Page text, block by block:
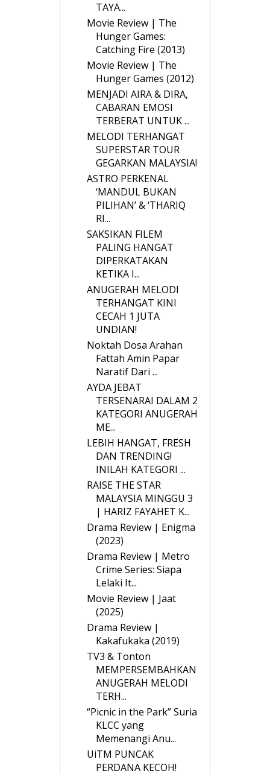
TAYA...
Movie Review | The
Hunger Games:
Catching Fire (2013)
Movie Review | The
Hunger Games (2012)
MENJADI AIRA & DIRA,
CABARAN EMOSI
TERBERAT UNTUK ...
MELODI TERHANGAT
SUPERSTAR TOUR
GEGARKAN MALAYSIA!
ASTRO PERKENAL
‘MANDUL BUKAN
PILIHAN’ & ‘THARIQ
RI...
SAKSIKAN FILEM
PALING HANGAT
DIPERKATAKAN
KETIKA I...
ANUGERAH MELODI
TERHANGAT KINI
CECAH 1 JUTA
UNDIAN!
Noktah Dosa Arahan
Fattah Amin Papar
Naratif Dari ...
AYDA JEBAT
TERSENARAI DALAM 2
KATEGORI ANUGERAH
ME...
LEBIH HANGAT, FRESH
DAN TRENDING!
INILAH KATEGORI ...
RAISE THE STAR
MALAYSIA MINGGU 3
| HARIZ FAYAHET K...
Drama Review | Enigma
(2023)
Drama Review | Metro
Crime Series: Siapa
Lelaki It...
Movie Review | Jaat
(2025)
Drama Review |
Kakafukaka (2019)
TV3 & Tonton
MEMPERSEMBAHKAN
ANUGERAH MELODI
TERH...
“Picnic in the Park” Suria
KLCC yang
Memenangi Anu...
UiTM PUNCAK
PERDANA KECOH!